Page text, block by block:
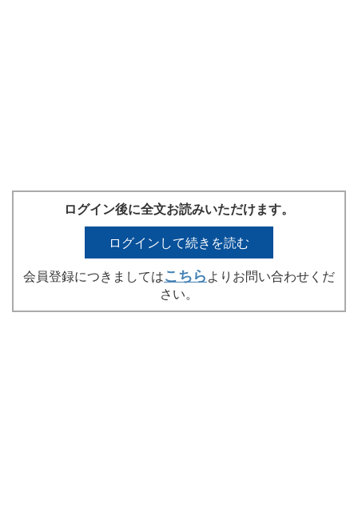
ログイン後に全文お読みいただけます。
ログインして続きを読む
会員登録につきましてはこちら よりお問い合わせくだ
さい。